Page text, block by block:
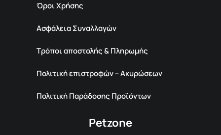
Όροι Χρήσης
Ασφάλεια Συναλλαγών
Τρόποι αποστολής & Πληρωμής
Πολιτική επιστροφών – Ακυρώσεων
Πολιτική Παράδοσης Προϊόντων
Petzone